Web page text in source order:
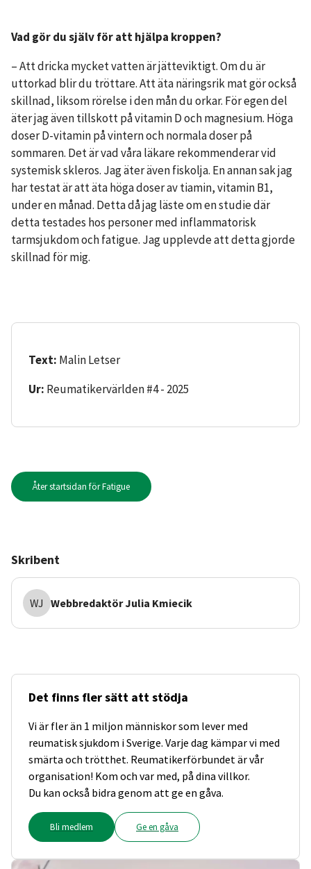
Vad gör du själv för att hjälpa kroppen?
– Att dricka mycket vatten är jätteviktigt. Om du är
uttorkad blir du tröttare. Att äta näringsrik mat gör också
skillnad, liksom rörelse i den mån du orkar. För egen del
äter jag även tillskott på vitamin D och magnesium. Höga
doser D-vitamin på vintern och normala doser på
sommaren. Det är vad våra läkare rekommenderar vid
systemisk skleros. Jag äter även fiskolja. En annan sak jag
har testat är att äta höga doser av tiamin, vitamin B1,
under en månad. Detta då jag läste om en studie där
detta testades hos personer med inflammatorisk
tarmsjukdom och fatigue. Jag upplevde att detta gjorde
skillnad för mig.
Text: Malin Letser
Ur: Reumatikervärlden #4 - 2025
Åter startsidan för Fatigue
Skribent
WJ WebbredaktörJulia Kmiecik
Det finns fler sätt att stödja
Vi är fler än 1 miljon människor som lever med
reumatisk sjukdom i Sverige. Varje dag kämpar vi med
smärta och trötthet. Reumatikerförbundet är vår
organisation! Kom och var med, på dina villkor.
Du kan också bidra genom att ge en gåva.
Bli medlem Ge en gåva